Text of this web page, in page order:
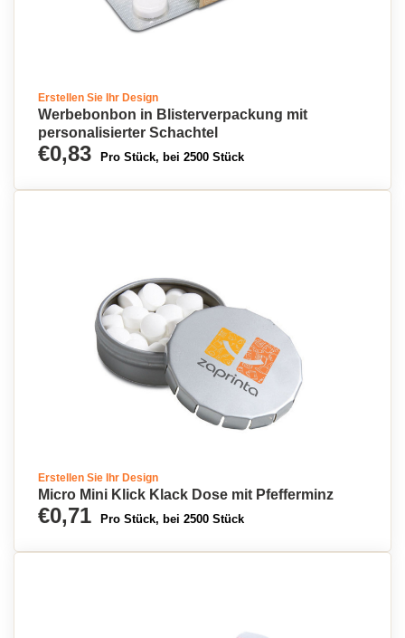
Erstellen Sie Ihr Design
Werbebonbon in Blisterverpackung mit
personalisierter Schachtel
€0,83 Pro Stück, bei 2500 Stück
Erstellen Sie Ihr Design
Micro Mini Klick Klack Dose mit Pfefferminz
€0,71 Pro Stück, bei 2500 Stück